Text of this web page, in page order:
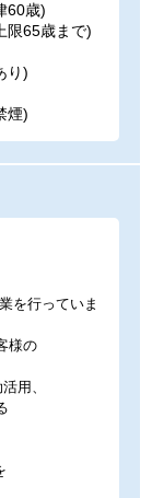
60歳)
限65歳まで)
り)
煙)
を行っていま
様の
用、